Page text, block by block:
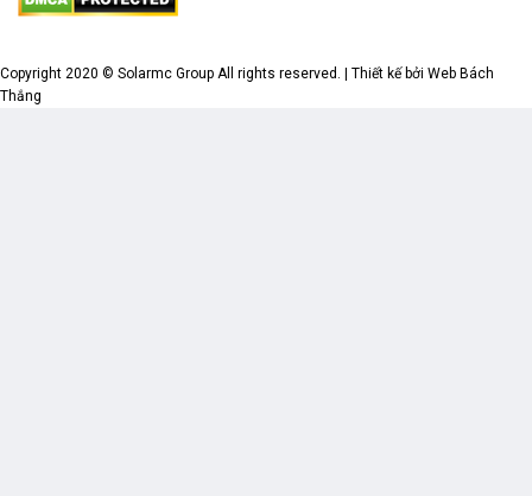
Copyright 2020 © Solarmc Group All rights reserved. | Thiết kế bởi Web Bách
Thắng